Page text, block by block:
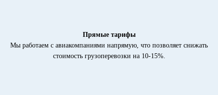
Прямые тарифы
Мы работаем с авиакомпаниями напрямую, что позволяет снижать
стоимость грузоперевозки на 10-15%.